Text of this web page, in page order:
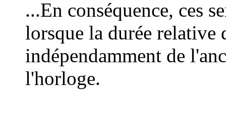
...En conséquence, ces
lorsque la durée relative
indépendamment de
l'horloge.